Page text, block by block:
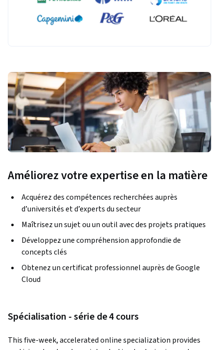
Améliorez votre expertise en la matière
Acquérez des compétences recherchées auprès
d’universités et d’experts du secteur
Maîtrisez un sujet ou un outil avec des projets pratiques
Développez une compréhension approfondie de
concepts clés
Obtenez un certificat professionnel auprès de Google
Cloud
Spécialisation - série de 4 cours
This five-week, accelerated online specialization provides